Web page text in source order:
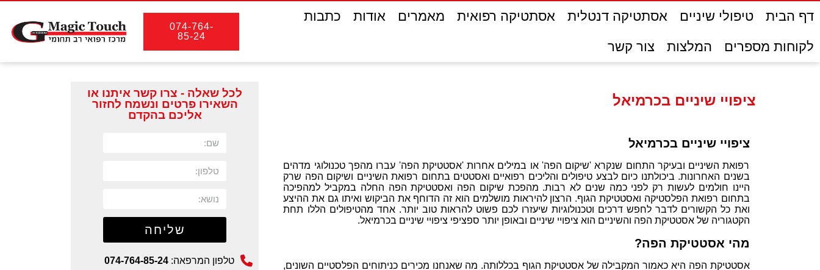
דף הבית טיפולי שיניים אסתטיקה דנטלית אסתטיקה רפואית מאמרים אודות
כתבות
לקוחות מספרים
המלצות צור קשר
074-764-
85-24
ציפויי שיניים בכרמיאל
ציפויי שיניים בכרמיאל
רפואת השיניים ובעיקר התחום שנקרא 'שיקום הפה' או במילים אחרות 'אסטטיקת הפה' עברו מהפך טכנולוגי מדהים
בשנים האחרונות. ביכולתנו כיום לבצע טיפולים והליכים רפואיים ואסטטים בתחום רפואת השיניים ושיקום הפה שרק
היינו חולמים לעשות רק לפני כמה שנים לא רבות. מהפכת שיקום הפה ואסטטיקת הפה החלה במקביל למהפיכה
בתחום רפואת הפלסטיקה ואסטטיקת הגוף. הרצון להיראות מושלמים הוא זה הדוחף את הביקוש ואיתו גם את ההיצע
ואת כל הקשורים לדבר לחפש דרכים וטכנולוגיות שיעזרו לכם פשוט להראות טוב יותר. אחד מהטיפולים הללו תחת
הקטגוריה של אסטטיקת הפה והשיניים הוא ציפויי שיניים ובאופן יותר ספציפי ציפויי שיניים בכרמיאל.
מהי אסטטיקת הפה?
אסטטיקת הפה היא כאמור המקבילה של אסטטיקת הגוף בכללותה. מה שאנחנו מכירים כניתוחים הפלסטיים השונים,
לכל שאלה - צרו קשר איתנו או
השאירו פרטים ונשמח לחזור
אליכם בהקדם
שליחה
טלפון המרפאה: 074-764-85-24